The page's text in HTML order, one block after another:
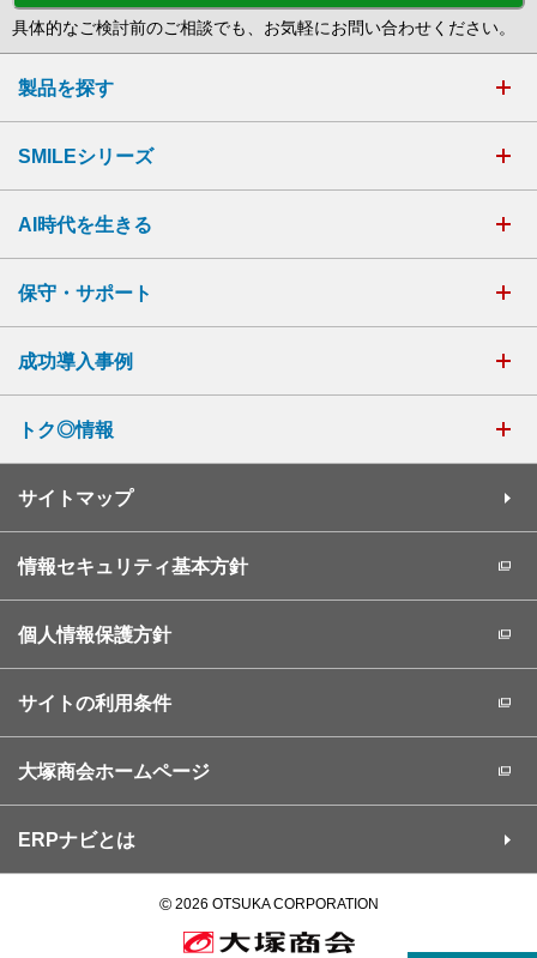
具体的なご検討前のご相談でも、お気軽にお問い合わせください。
製品を探す
SMILEシリーズ
AI時代を生きる
保守・サポート
成功導入事例
トク◎情報
サイトマップ
情報セキュリティ基本方針
個人情報保護方針
サイトの利用条件
大塚商会ホームページ
ERPナビとは
©2026 OTSUKA CORPORATION